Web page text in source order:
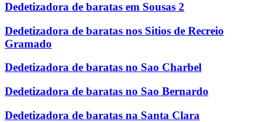
Dedetizadora de baratas em Sousas 2
Dedetizadora de baratas nos Sitios de Recreio
Gramado
Dedetizadora de baratas no Sao Charbel
Dedetizadora de baratas no Sao Bernardo
Dedetizadora de baratas na Santa Clara